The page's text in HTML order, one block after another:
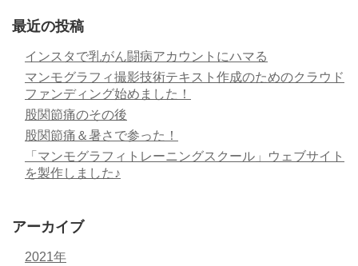
最近の投稿
インスタで乳がん闘病アカウントにハマる
マンモグラフィ撮影技術テキスト作成のためのクラウド
ファンディング始めました！
股関節痛のその後
股関節痛＆暑さで参った！
「マンモグラフィトレーニングスクール」ウェブサイト
を製作しました♪
アーカイブ
2021年